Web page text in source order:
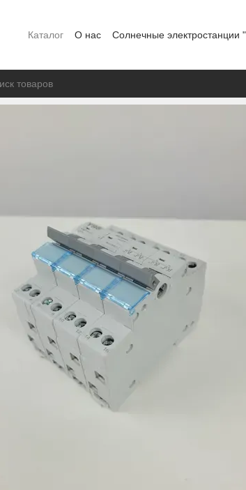
Каталог О нас Солнечные электростанции